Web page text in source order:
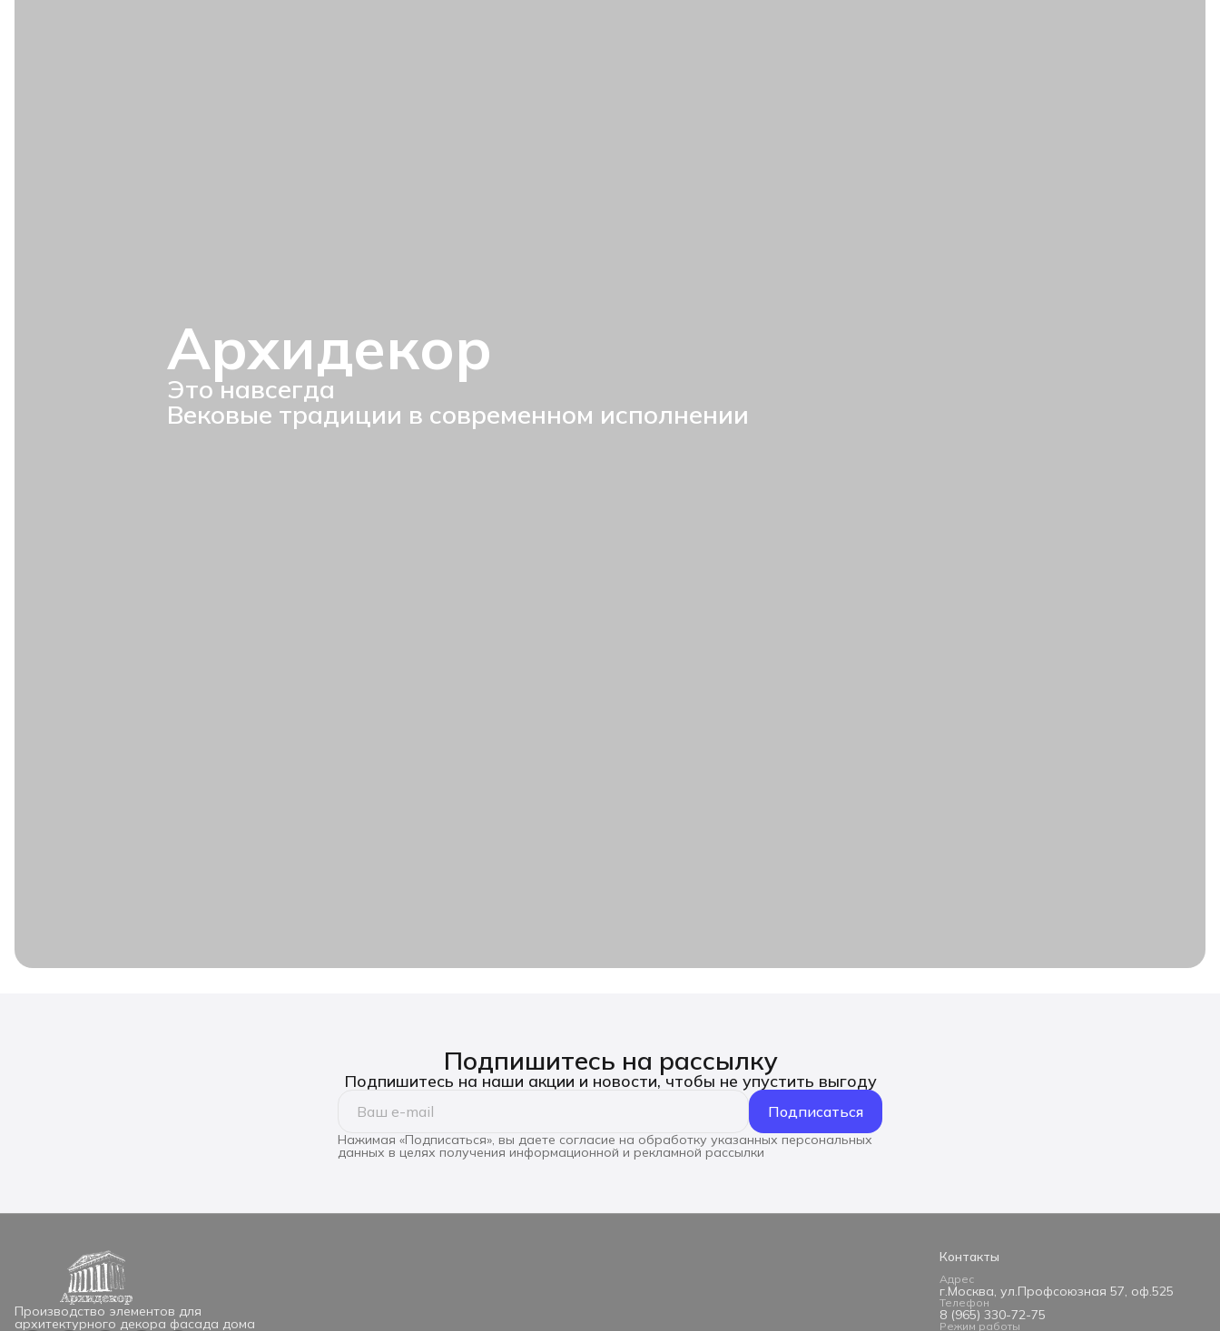
Архидекор
Это навсегда
Вековые традиции в современном исполнении
Подпишитесь на рассылку
Подпишитесь на наши акции и новости, чтобы не упустить выгоду
Подписаться
Нажимая «Подписаться», вы даете согласие на обработку указанных персональных
данных в целях получения информационной и рекламной рассылки
Производство элементов для
архитектурного декора фасада дома
Контакты
Адрес
г.Москва, ул.Профсоюзная 57, оф.525
Телефон
8 (965) 330-72-75
Режим работы